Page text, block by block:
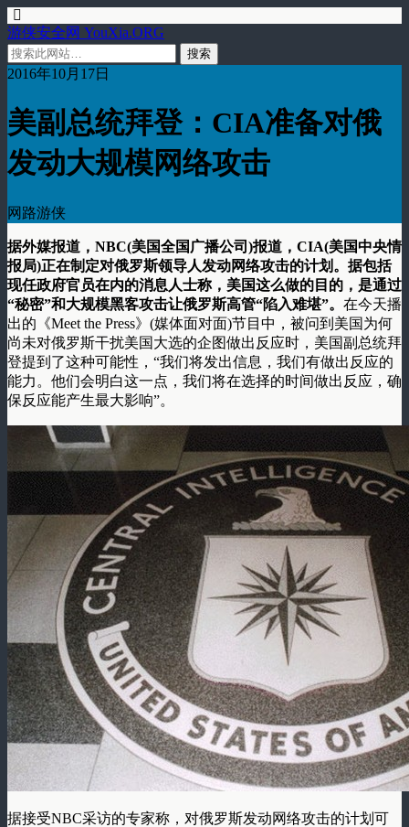
游侠安全网 YouXia.ORG
2016年10月17日
美副总统拜登：CIA准备对俄
发动大规模网络攻击
网路游侠
据外媒报道，NBC(美国全国广播公司)报道，CIA(美国中央情
报局)正在制定对俄罗斯领导人发动网络攻击的计划。据包括
现任政府官员在内的消息人士称，美国这么做的目的，是通过
“秘密”和大规模黑客攻击让俄罗斯高管“陷入难堪”。 在今天播
出的《Meet the Press》(媒体面对面)节目中，被问到美国为何
尚未对俄罗斯干扰美国大选的企图做出反应时，美国副总统拜
登提到了这种可能性，“我们将发出信息，我们有做出反应的
能力。他们会明白这一点，我们将在选择的时间做出反应，确
保反应能产生最大影响”。
据接受NBC采访的专家称，对俄罗斯发动网络攻击的计划可